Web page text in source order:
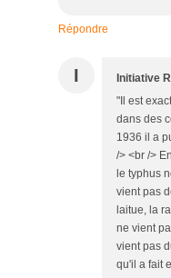
Répondre
I Initiative
"Il est
dans des
1936 il a
/> <br />
le typhus
vient pas
laitue, la
ne vient
vient pas
qu'il a fait